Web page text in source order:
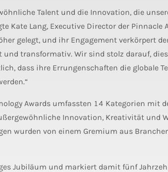
Talent und die Innovation, die
Kate Lang, Executive Director der Pinnacle
gelegt, und ihr Engagement verkörpert
transformativ. Wir sind stolz darauf,
dass ihre Errungenschaften die globale
Awards umfassten 14 Kategorien mit
Innovation, Kreativität und
wurden von einem Gremium aus
Jubiläum und markiert damit fünf